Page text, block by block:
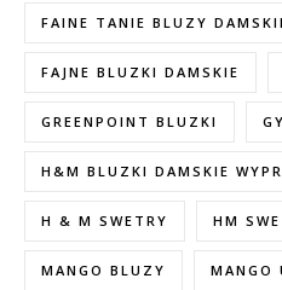
FAINE TANIE BLUZY
FAJNE BLUZKI DAMSKIE
GREENPOINT BLUZKI
H&M BLUZKI DAMSKIE
H & M SWETRY HM
MANGO BLUZY MANGO